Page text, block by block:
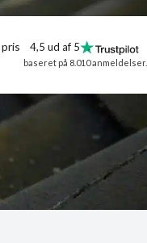
4,5 ud af 5
baseret på 8.010 anmeldelser.